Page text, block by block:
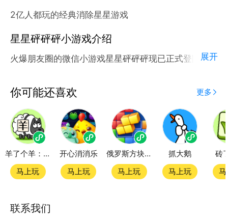
2亿人都玩的经典消除星星游戏
星星砰砰砰小游戏介绍
火爆朋友圈的微信小游戏星星砰砰砰现已正式登陆腾讯
应用宝为腾讯官方游戏平台，收录海量正版授权的高热
度精品小游戏。直接搜索或者在小游戏 tab 发现热门
星星砰砰砰小游戏双平台畅玩
官方授权，在电脑上和手机上双端都能直接畅玩微信小
游戏
第一步：点击下载应用宝客户端，第二步：一键登录，
展开
你可能还喜欢 更多
羊了个羊：星球
马上玩
开心消消乐
马上玩
俄罗斯方块拼图
马上玩
抓大鹅
马上玩
砖
联系我们